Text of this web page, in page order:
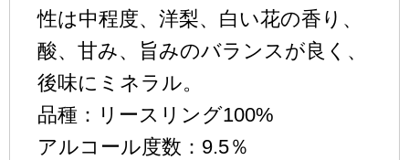
性は中程度、洋梨、白い花の香り、
酸、甘み、旨みのバランスが良く、
後味にミネラル。
品種：リースリング100%
アルコール度数：9.5％